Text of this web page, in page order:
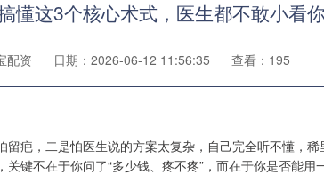
懂这3个核心术式，医生都不敢小看
配资 日期：2026-06-12 11:56:35 查看：195
疤，二是怕医生说的方案太复杂，自己完全听不懂，稀
键不在于你问了“多少钱、疼不疼”，而在于你是否能用